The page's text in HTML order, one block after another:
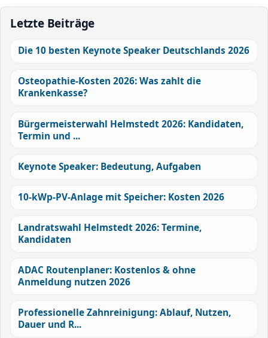
Letzte Beiträge
Die 10 besten Keynote Speaker Deutschlands 2026
Osteopathie-Kosten 2026: Was zahlt die
Krankenkasse?
Bürgermeisterwahl Helmstedt 2026: Kandidaten,
Termin und ...
Keynote Speaker: Bedeutung, Aufgaben
10-kWp-PV-Anlage mit Speicher: Kosten 2026
Landratswahl Helmstedt 2026: Termine,
Kandidaten
ADAC Routenplaner: Kostenlos & ohne
Anmeldung nutzen 2026
Professionelle Zahnreinigung: Ablauf, Nutzen,
Dauer und R...